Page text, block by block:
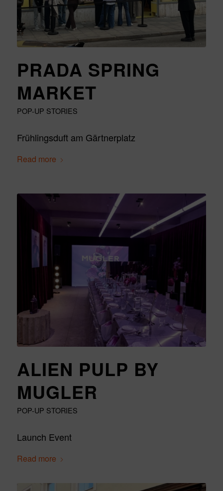
PRADA SPRING
MARKET
POP-UP STORIES
Frühlingsduft am Gärtnerplatz
Read more
ALIEN PULP BY
MUGLER
POP-UP STORIES
Launch Event
Read more